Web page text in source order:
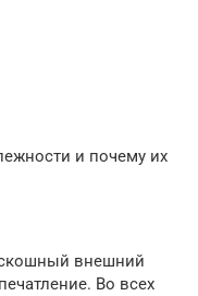
и почему их
внешний
Во всех